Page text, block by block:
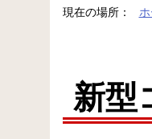
現在の場所：
新型